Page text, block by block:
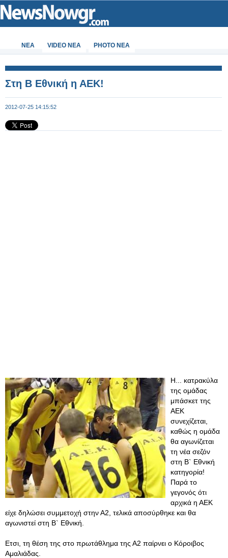
ΝΕΑ VIDEO NEA PHOTO NEA
Στη Β Εθνική η ΑΕΚ!
2012-07-25 14:15:52
Η... κατρακύλα
της ομάδας
μπάσκετ της
ΑΕΚ
συνεχίζεται,
καθώς η ομάδα
θα αγωνίζεται
τη νέα σεζόν
στη Β` Εθνική
κατηγορία!
Παρά το
γεγονός ότι
αρχικά η ΑΕΚ
είχε δηλώσει συμμετοχή στην Α2, τελικά αποσύρθηκε και θα
αγωνιστεί στη Β` Εθνική.
Ετσι, τη θέση της στο πρωτάθλημα της Α2 παίρνει ο Κόροιβος
Αμαλιάδας.